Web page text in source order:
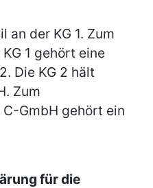
an der KG 1. Zum
1 gehört eine
Die KG 2 hält
Zum
GmbH gehört ein
für die